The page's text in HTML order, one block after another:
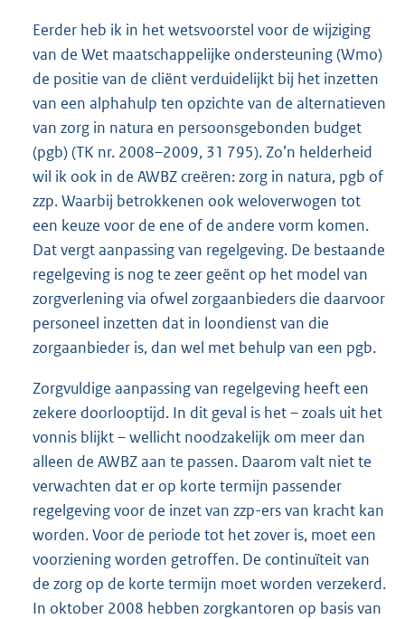
Eerder heb ik in het wetsvoorstel voor de wijziging
van de Wet maatschappelijke ondersteuning (Wmo)
de positie van de cliënt verduidelijkt bij het inzetten
van een alphahulp ten opzichte van de alternatieven
van zorg in natura en persoonsgebonden budget
(pgb) (TK nr. 2008–2009, 31 795). Zo’n helderheid
wil ik ook in de AWBZ creëren: zorg in natura, pgb of
zzp. Waarbij betrokkenen ook weloverwogen tot
een keuze voor de ene of de andere vorm komen.
Dat vergt aanpassing van regelgeving. De bestaande
regelgeving is nog te zeer geënt op het model van
zorgverlening via ofwel zorgaanbieders die daarvoor
personeel inzetten dat in loondienst van die
zorgaanbieder is, dan wel met behulp van een pgb.
Zorgvuldige aanpassing van regelgeving heeft een
zekere doorlooptijd. In dit geval is het – zoals uit het
vonnis blijkt – wellicht noodzakelijk om meer dan
alleen de AWBZ aan te passen. Daarom valt niet te
verwachten dat er op korte termijn passender
regelgeving voor de inzet van zzp-ers van kracht kan
worden. Voor de periode tot het zover is, moet een
voorziening worden getroffen. De continuïteit van
de zorg op de korte termijn moet worden verzekerd.
In oktober 2008 hebben zorgkantoren op basis van